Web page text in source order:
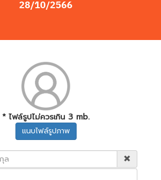
28/10/2566